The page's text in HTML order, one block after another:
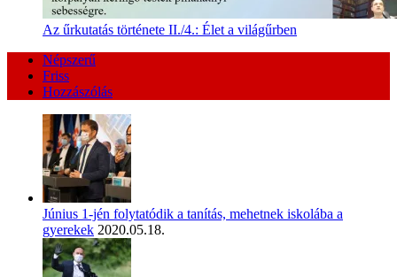
Az űrkutatás története II./4.: Élet a világűrben
Népszerű
Friss
Hozzászólás
Június 1-jén folytatódik a tanítás, mehetnek iskolába a
gyerekek 2020.05.18.